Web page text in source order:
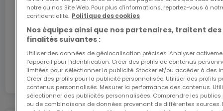
The top floor of the building, offering 235 sqm, is
available for rent. The surfaces are already fully
fitted out and of excellent quality.
The Gare district, dynamic and well connected,
combines professional life and urban services. A
few steps from the Avenue de la Liberté, this
J’y vais
En partenariat avec
notre ou nos Site Web. Pour plus d’informations, reportez-vous à
confidentialité. Politique des cookies
Nos équipes ainsi que nos partenaires, traitent
finalités suivantes :
Utiliser des données de géolocalisation précises. Analyser
l’appareil pour l’identification. Créer des profils de contenus
limitées pour sélectionner la publicité. Stocker et/ou accéder à des
Créer des profils pour la publicité personnalisée. Utiliser des profils
contenus personnalisés. Mesurer la performance des contenus.
sélectionner des publicités personnalisées. Comprendre les
ou de combinaisons de données provenant de différentes sources.